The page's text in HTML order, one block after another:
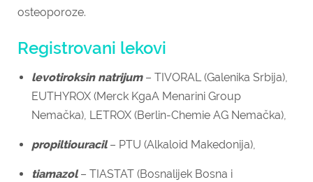
osteoporoze.
Registrovani lekovi
levotiroksin natrijum– TIVORAL (Galenika Srbija),
EUTHYROX (Merck KgaA Menarini Group
Nemačka), LETROX (Berlin-Chemie AG Nemačka),
propiltiouracil– PTU (Alkaloid Makedonija),
tiamazol– TIASTAT (Bosnalijek Bosna i